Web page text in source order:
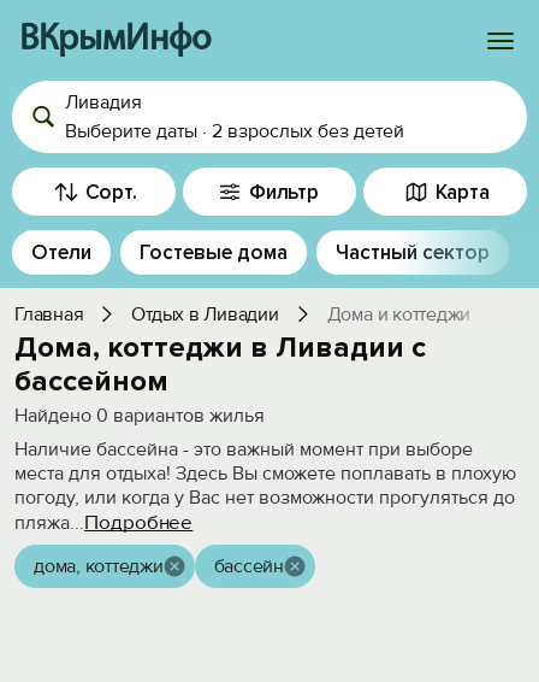
ВКрымИнфо
Войти
Избранное
История просмотра
Добавить свой объект
Ливадия
Выберите даты · 2 взрослых без детей
Сорт. Фильтр Карта
Отели Гостевые дома Частный сектор
Главная Отдых в Ливадии Дома и коттеджи
Дома, коттеджи в Ливадии с
бассейном
Найдено 0 вариантов жилья
Наличие бассейна - это важный момент при выборе
места для отдыха! Здесь Вы сможете поплавать в плохую
погоду, или когда у Вас нет возможности прогуляться до
пляжа...Подробнее
дома, коттеджи бассейн